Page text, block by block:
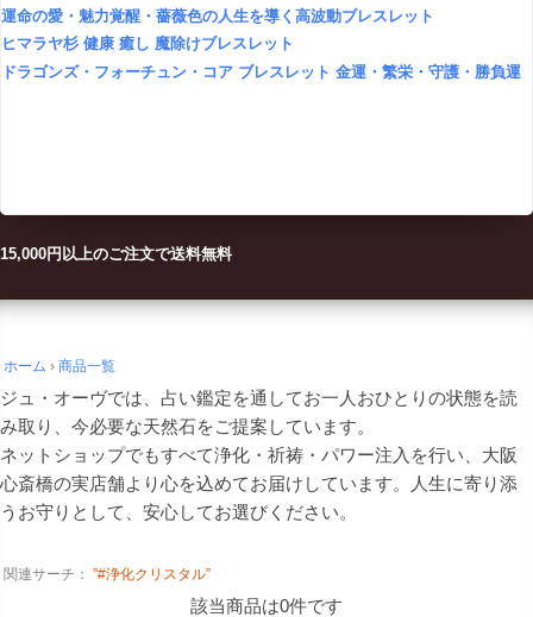
運命の愛・魅力覚醒・薔薇色の人生を導く高波動ブレスレット
ヒマラヤ杉 健康 癒し 魔除けブレスレット
ドラゴンズ・フォーチュン・コア ブレスレット 金運・繁栄・守護・勝負運
15,000円以上のご注文で送料無料
ホーム 商品一覧
ジュ・オーヴでは、占い鑑定を通してお一人おひとりの状態を読
み取り、今必要な天然石をご提案しています。
ネットショップでもすべて浄化・祈祷・パワー注入を行い、大阪
心斎橋の実店舗より心を込めてお届けしています。人生に寄り添
うお守りとして、安心してお選びください。
関連サーチ： ”#浄化クリスタル”
該当商品は0件です